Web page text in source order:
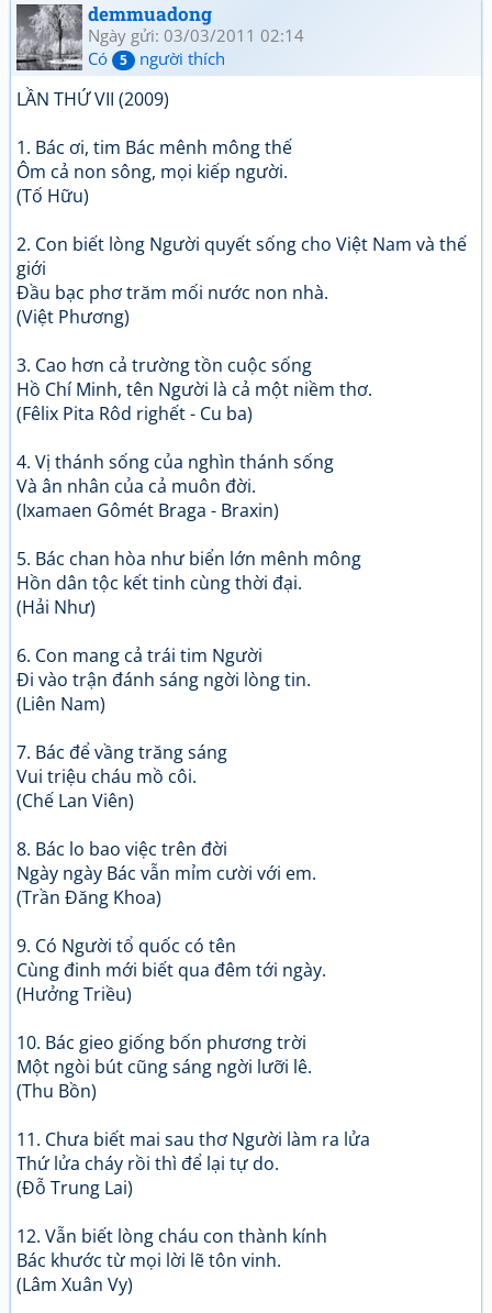
demmuadong
Ngày gửi: 03/03/2011 02:14
Có
5 người thích
LẦN THỨ VII (2009)
1. Bác ơi, tim Bác mênh mông thế
Ôm cả non sông, mọi kiếp người.
(Tố Hữu)
2. Con biết lòng Người quyết sống cho Việt Nam và thế
giới
Đầu bạc phơ trăm mối nước non nhà.
(Việt Phương)
3. Cao hơn cả trường tồn cuộc sống
Hồ Chí Minh, tên Người là cả một niềm thơ.
(Fêlix Pita Rôd righết - Cu ba)
4. Vị thánh sống của nghìn thánh sống
Và ân nhân của cả muôn đời.
(Ixamaen Gômét Braga - Braxin)
5. Bác chan hòa như biển lớn mênh mông
Hồn dân tộc kết tinh cùng thời đại.
(Hải Như)
6. Con mang cả trái tim Người
Đi vào trận đánh sáng ngời lòng tin.
(Liên Nam)
7. Bác để vầng trăng sáng
Vui triệu cháu mồ côi.
(Chế Lan Viên)
8. Bác lo bao việc trên đời
Ngày ngày Bác vẫn mỉm cười với em.
(Trần Đăng Khoa)
9. Có Người tổ quốc có tên
Cùng đinh mới biết qua đêm tới ngày.
(Hưởng Triều)
10. Bác gieo giống bốn phương trời
Một ngòi bút cũng sáng ngời lưỡi lê.
(Thu Bồn)
11. Chưa biết mai sau thơ Người làm ra lửa
Thứ lửa cháy rồi thì để lại tự do.
(Đỗ Trung Lai)
12. Vẫn biết lòng cháu con thành kính
Bác khước từ mọi lời lẽ tôn vinh.
(Lâm Xuân Vy)